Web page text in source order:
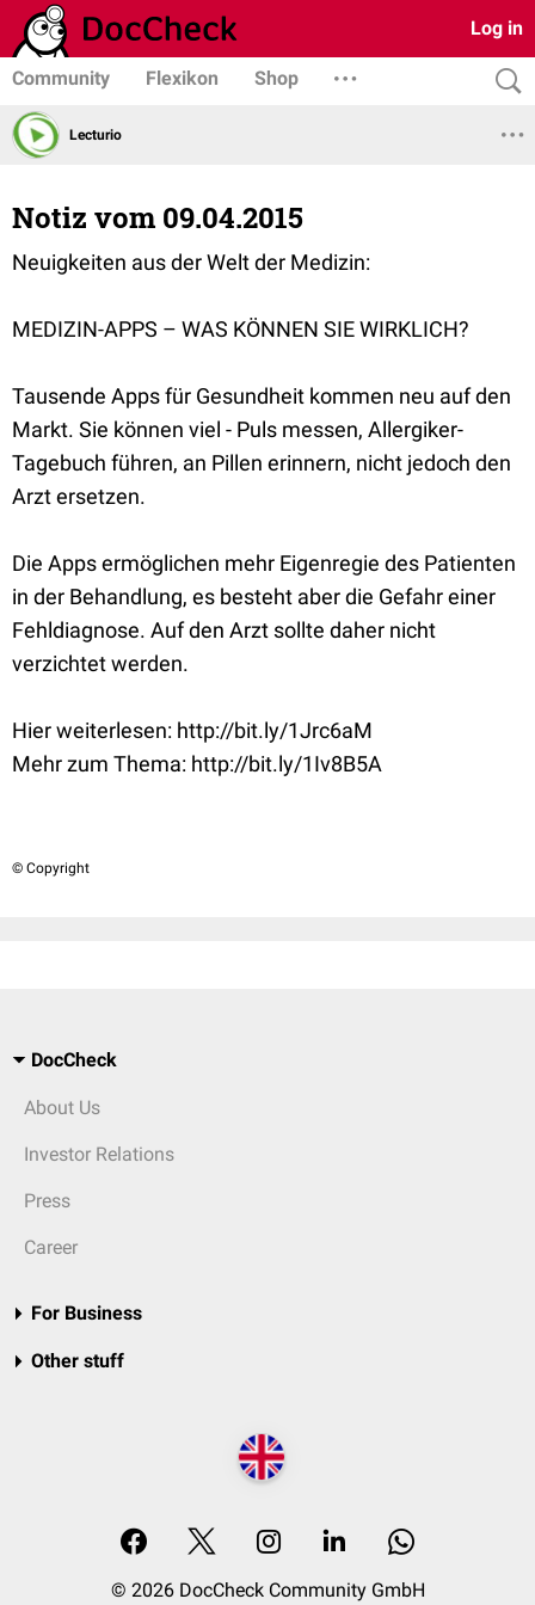
Log in
Community Flexikon Shop
Lecturio
Notiz vom 09.04.2015
Neuigkeiten aus der Welt der Medizin:
MEDIZIN-APPS – WAS KÖNNEN SIE WIRKLICH?
Tausende Apps für Gesundheit kommen neu auf den
Markt. Sie können viel - Puls messen, Allergiker-
Tagebuch führen, an Pillen erinnern, nicht jedoch den
Arzt ersetzen.
Die Apps ermöglichen mehr Eigenregie des Patienten
in der Behandlung, es besteht aber die Gefahr einer
Fehldiagnose. Auf den Arzt sollte daher nicht
verzichtet werden.
Hier weiterlesen: http://bit.ly/1Jrc6aM
Mehr zum Thema: http://bit.ly/1Iv8B5A
© Copyright
DocCheck
About Us
Investor Relations
Press
Career
For Business
Other stuff
© 2026 DocCheck Community GmbH